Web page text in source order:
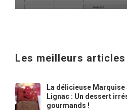
Les meilleurs articles
La délicieuse Marquise
Lignac : Un dessert
gourmands !